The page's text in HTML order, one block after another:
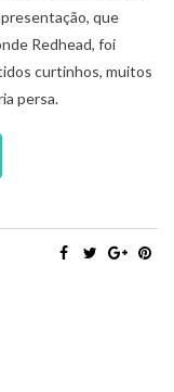
que
Redhead, foi
curtinhos, muitos
persa.